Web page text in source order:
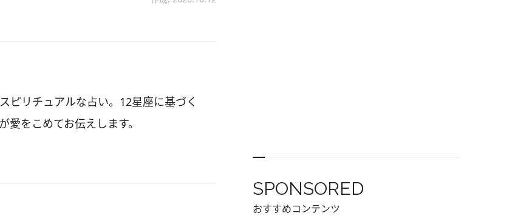
ピリチュアルな占い。12星座に基づく
をこめてお伝えします。
SPONSORED
おすすめコンテンツ